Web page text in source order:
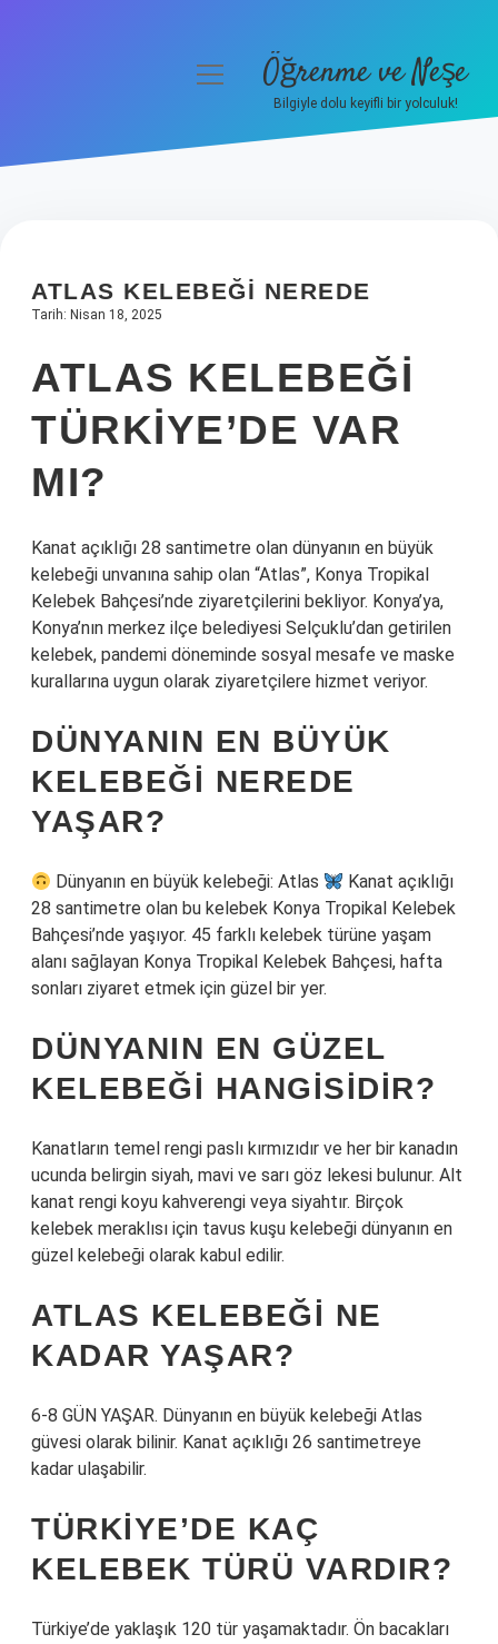
Hakkımızda
menüyüÖğrenme ve Neşe
Bilgiyle dolu keyifli bir yolculuk!
ATLAS KELEBEĞI NEREDE
Tarih: Nisan 18, 2025
ATLAS KELEBEĞI
TÜRKIYE’DE VAR
MI?
Kanat açıklığı 28 santimetre olan dünyanın en büyük
kelebeği unvanına sahip olan “Atlas”, Konya Tropikal
Kelebek Bahçesi’nde ziyaretçilerini bekliyor. Konya’ya,
Konya’nın merkez ilçe belediyesi Selçuklu’dan getirilen
kelebek, pandemi döneminde sosyal mesafe ve maske
kurallarına uygun olarak ziyaretçilere hizmet veriyor.
DÜNYANIN EN BÜYÜK
KELEBEĞI NEREDE
YAŞAR?
Dünyanın en büyük kelebeği: Atlas
Kanat açıklığı
28 santimetre olan bu kelebek Konya Tropikal Kelebek
Bahçesi’nde yaşıyor. 45 farklı kelebek türüne yaşam
alanı sağlayan Konya Tropikal Kelebek Bahçesi, hafta
sonları ziyaret etmek için güzel bir yer.
DÜNYANIN EN GÜZEL
KELEBEĞI HANGISIDIR?
Kanatların temel rengi paslı kırmızıdır ve her bir kanadın
ucunda belirgin siyah, mavi ve sarı göz lekesi bulunur. Alt
kanat rengi koyu kahverengi veya siyahtır. Birçok
kelebek meraklısı için tavus kuşu kelebeği dünyanın en
güzel kelebeği olarak kabul edilir.
ATLAS KELEBEĞI NE
KADAR YAŞAR?
6-8 GÜN YAŞAR. Dünyanın en büyük kelebeği Atlas
güvesi olarak bilinir. Kanat açıklığı 26 santimetreye
kadar ulaşabilir.
TÜRKIYE’DE KAÇ
KELEBEK TÜRÜ VARDIR?
Türkiye’de yaklaşık 120 tür yaşamaktadır. Ön bacakları